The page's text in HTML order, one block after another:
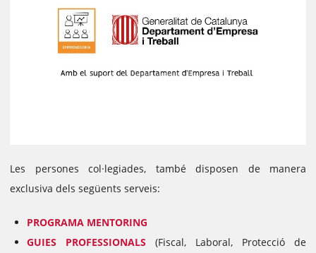
Les persones col·legiades, també disposen de manera
exclusiva dels següents serveis:
PROGRAMA MENTORING
GUIES PROFESSIONALS
(Fiscal, Laboral, Protecció de